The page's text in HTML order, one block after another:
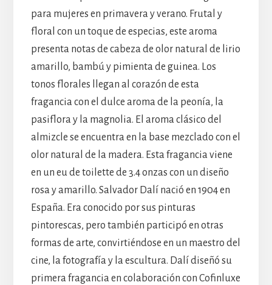
para mujeres en primavera y verano. Frutal y
floral con un toque de especias, este aroma
presenta notas de cabeza de olor natural de lirio
amarillo, bambú y pimienta de guinea. Los
tonos florales llegan al corazón de esta
fragancia con el dulce aroma de la peonía, la
pasiflora y la magnolia. El aroma clásico del
almizcle se encuentra en la base mezclado con el
olor natural de la madera. Esta fragancia viene
en un eu de toilette de 3.4 onzas con un diseño
rosa y amarillo. Salvador Dalí nació en 1904 en
España. Era conocido por sus pinturas
pintorescas, pero también participó en otras
formas de arte, convirtiéndose en un maestro del
cine, la fotografía y la escultura. Dalí diseñó su
primera fragancia en colaboración con Cofinluxe